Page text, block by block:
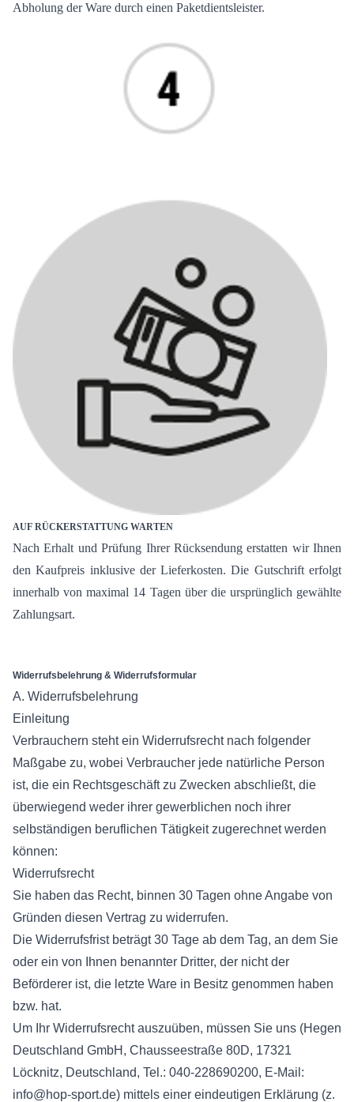
Abholung der Ware durch einen Paketdientsleister.
AUF RÜCKERSTATTUNG WARTEN
Nach Erhalt und Prüfung Ihrer Rücksendung erstatten wir Ihnen
den Kaufpreis inklusive der Lieferkosten. Die Gutschrift erfolgt
innerhalb von maximal 14 Tagen über die ursprünglich gewählte
Zahlungsart.
Widerrufsbelehrung & Widerrufsformular
A. Widerrufsbelehrung
Einleitung
Verbrauchern steht ein Widerrufsrecht nach folgender
Maßgabe zu, wobei Verbraucher jede natürliche Person
ist, die ein Rechtsgeschäft zu Zwecken abschließt, die
überwiegend weder ihrer gewerblichen noch ihrer
selbständigen beruflichen Tätigkeit zugerechnet werden
können:
Widerrufsrecht
Sie haben das Recht, binnen 30 Tagen ohne Angabe von
Gründen diesen Vertrag zu widerrufen.
Die Widerrufsfrist beträgt 30 Tage ab dem Tag, an dem Sie
oder ein von Ihnen benannter Dritter, der nicht der
Beförderer ist, die letzte Ware in Besitz genommen haben
bzw. hat.
Um Ihr Widerrufsrecht auszuüben, müssen Sie uns (Hegen
Deutschland GmbH, Chausseestraße 80D, 17321
Löcknitz, Deutschland, Tel.: 040-228690200, E-Mail:
info@hop-sport.de) mittels einer eindeutigen Erklärung (z.